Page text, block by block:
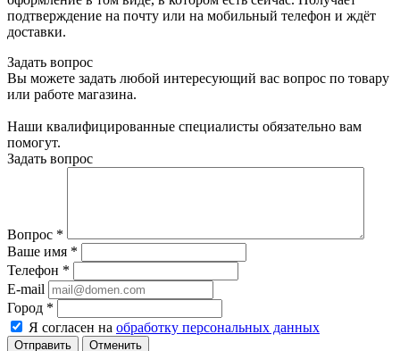
подтверждение на почту или на мобильный телефон и ждёт
доставки.
Задать вопрос
Вы можете задать любой интересующий вас вопрос по товару
или работе магазина.
Наши квалифицированные специалисты обязательно вам
помогут.
Задать вопрос
Вопрос *
Ваше имя *
Телефон *
E-mail
Город *
Я согласен на обработку персональных данных
Отменить